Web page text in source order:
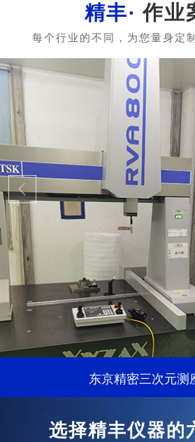
作业
东京精密三次元测
...
选择精丰仪器的